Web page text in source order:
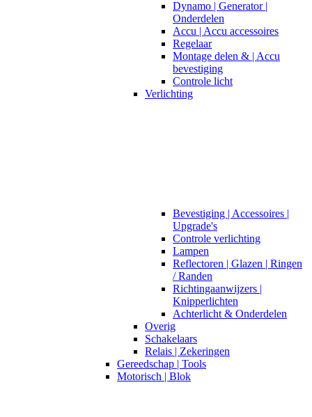
Dynamo | Generator |
Onderdelen
Accu | Accu accessoires
Regelaar
Montage delen & | Accu
bevestiging
Controle licht
Verlichting
Bevestiging | Accessoires |
Upgrade's
Controle verlichting
Lampen
Reflectoren | Glazen | Ringen
/ Randen
Richtingaanwijzers |
Knipperlichten
Achterlicht & Onderdelen
Overig
Schakelaars
Relais | Zekeringen
Gereedschap | Tools
Motorisch | Blok